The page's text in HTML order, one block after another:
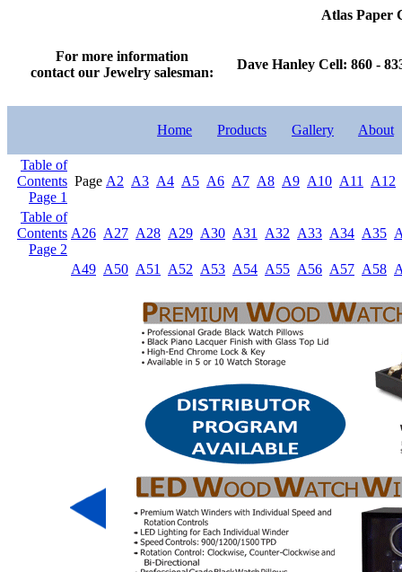
Atlas Paper
For more information
contact our Jewelry salesman:
Dave Hanley Cell: 860 -
Home Products Gallery About
Table of
Contents
Page 1
Page A2 A3 A4 A5 A6 A7 A8 A9 A10 A11 A12
Table of
Contents
Page 2
A26 A27 A28 A29 A30 A31 A32 A33 A34 A35
A49 A50 A51 A52 A53 A54 A55 A56 A57 A58